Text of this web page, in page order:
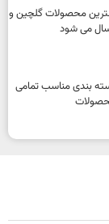
محصولات گلچین و
می شود
بندی مناسب تمامی